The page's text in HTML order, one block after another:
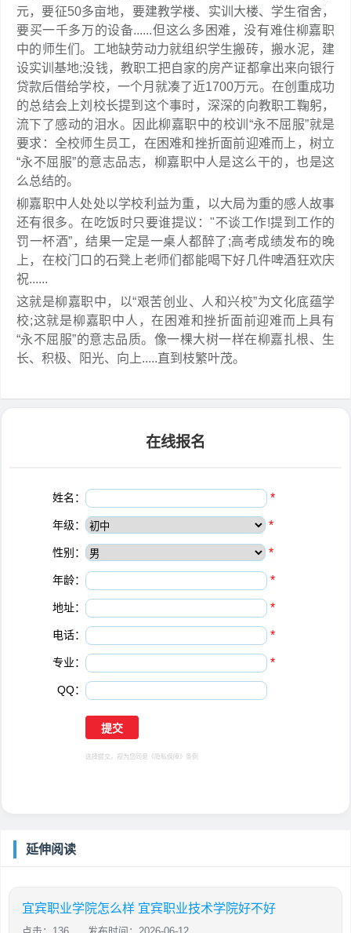
元，要征50多亩地，要建教学楼、实训大楼、学生宿舍，
要买一千多万的设备......但这么多困难，没有难住柳嘉职
中的师生们。工地缺劳动力就组织学生搬砖，搬水泥，建
设实训基地;没钱，教职工把自家的房产证都拿出来向银行
贷款后借给学校，一个月就凑了近1700万元。在创重成功
的总结会上刘校长提到这个事时，深深的向教职工鞠躬，
流下了感动的泪水。因此柳嘉职中的校训“永不屈服”就是
要求：全校师生员工，在困难和挫折面前迎难而上，树立
“永不屈服”的意志品志，柳嘉职中人是这么干的，也是这
么总结的。
柳嘉职中人处处以学校利益为重，以大局为重的感人故事
还有很多。在吃饭时只要谁提议："不谈工作!提到工作的
罚一杯酒”，结果一定是一桌人都醉了;高考成绩发布的晚
上，在校门口的石凳上老师们都能喝下好几件啤酒狂欢庆
祝......
这就是柳嘉职中，以“艰苦创业、人和兴校”为文化底蕴学
校;这就是柳嘉职中人，在困难和挫折面前迎难而上具有
“永不屈服”的意志品质。像一棵大树一样在柳嘉扎根、生
长、积极、阳光、向上.....直到枝繁叶茂。
在线报名
姓名： *
年级： *
性别： *
年龄： *
地址： *
电话： *
专业： *
QQ：
选择提交，视为您同意 《隐私保障》 条例
延伸阅读
宜宾职业学院怎么样 宜宾职业技术学院好不好